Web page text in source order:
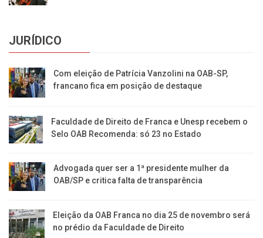
JURÍDICO
Com eleição de Patrícia Vanzolini na OAB-SP,
francano fica em posição de destaque
Faculdade de Direito de Franca e Unesp recebem o
Selo OAB Recomenda: só 23 no Estado
Advogada quer ser a 1ª presidente mulher da
OAB/SP e critica falta de transparência
Eleição da OAB Franca no dia 25 de novembro será
no prédio da Faculdade de Direito